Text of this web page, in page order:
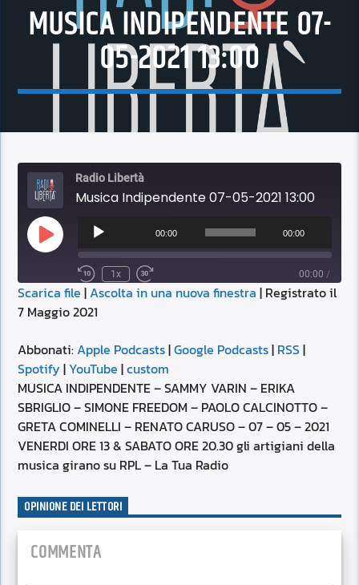
MUSICA INDIPENDENTE 07-
05-2021 13:00
Radio Libertà
Musica Indipendente 07-05-2021 13:00
Play
Episode
Audio
Player
00:00 00:00
1x 00:00 /
SUBSCRIBE SHARE
Apple Podcasts
YouTube
RSS FEED
SHARE
LINK
EMBED
Scarica file |Ascolta in una nuova finestra | Registrato il
7 Maggio 2021
Abbonati:Apple Podcasts|Google Podcasts| RSS|
Spotify | YouTube |custom
MUSICA INDIPENDENTE – SAMMY VARIN – ERIKA
SBRIGLIO – SIMONE FREEDOM – PAOLO CALCINOTTO –
GRETA COMINELLI – RENATO CARUSO – 07 – 05 – 2021
VENERDI ORE 13 & SABATO ORE 20.30 gli artigiani della
musica girano su RPL – La Tua Radio
OPINIONE DEI LETTORI
COMMENTA